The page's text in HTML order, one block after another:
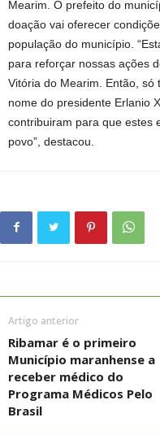
Mearim. O prefeito do
doação vai oferecer
população do município.
para reforçar nossas ações
Vitória do Mearim. Então,
nome do presidente Erlanio
contribuiram para que estes
povo”, destacou.
Artigo anterior
Ribamar é o primeiro
Município maranhense a
receber médico do
Programa Médicos Pelo
Brasil